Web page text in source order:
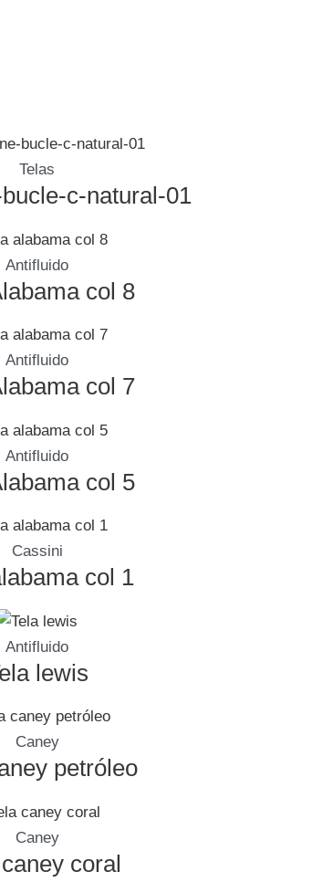
Telas
c-natural-01
Antifluido
col 8
Antifluido
col 7
Antifluido
col 5
Cassini
col 1
Antifluido
lewis
Caney
petróleo
Caney
coral